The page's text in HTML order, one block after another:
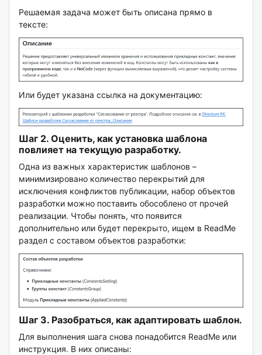
Решаемая задача может быть описана прямо в
тексте:
Или будет указана ссылка на документацию:
Шаг 2. Оценить, как установка шаблона
повлияет на текущую разработку.
Одна из важных характеристик шаблонов –
минимизировано количество перекрытий для
исключения конфликтов публикации, набор объектов
разработки можно поставить обособлено от прочей
реализации. Чтобы понять, что появится
дополнительно или будет перекрыто, ищем в ReadMe
раздел с составом объектов разработки:
Шаг 3. Разобраться, как адаптировать шаблон.
Для выполнения шага снова понадобится ReadMe или
инструкция. В них описаны: